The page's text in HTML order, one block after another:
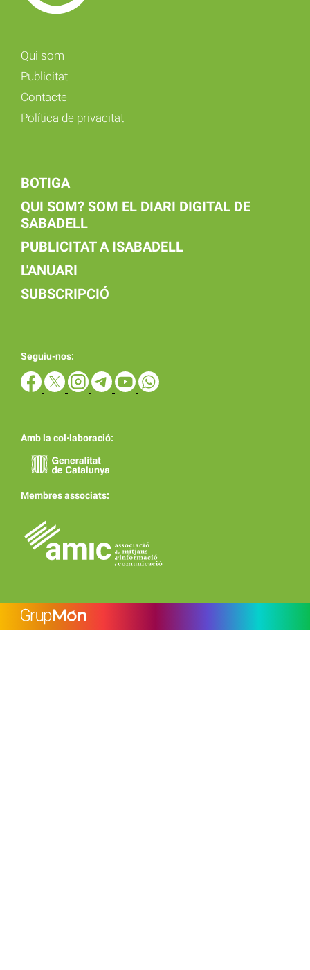
Qui som
Publicitat
Contacte
Política de privacitat
BOTIGA
QUI SOM? SOM EL DIARI DIGITAL DE
SABADELL
PUBLICITAT A ISABADELL
L'ANUARI
SUBSCRIPCIÓ
Seguiu-nos:
Amb la col·laboració:
Membres associats: